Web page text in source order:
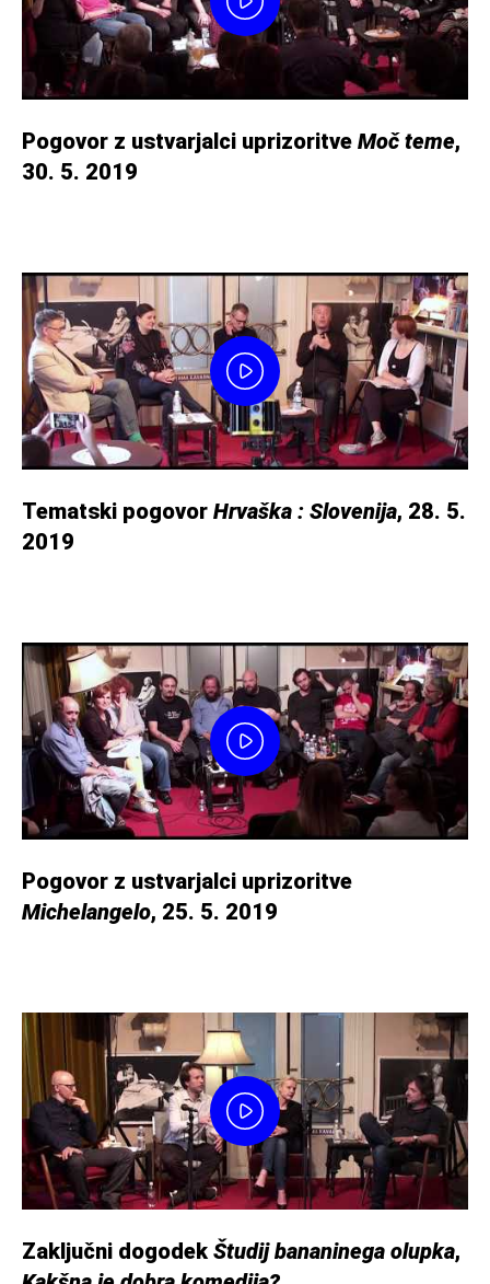
Pogovor z ustvarjalci uprizoritve Moč teme,
30. 5. 2019
Tematski pogovor Hrvaška : Slovenija, 28. 5.
2019
Pogovor z ustvarjalci uprizoritve
Michelangelo, 25. 5. 2019
Zaključni dogodek Študij bananinega olupka,